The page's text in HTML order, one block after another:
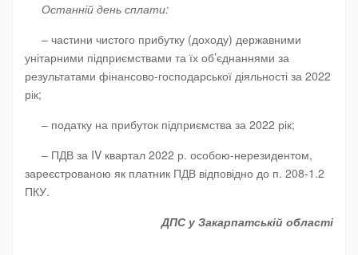
Останній день сплати:
– частини чистого прибутку (доходу) державними
унітарними підприємствами та їх об’єднаннями за
результатами фінансово-господарської діяльності за 2022
рік;
– податку на прибуток підприємства за 2022 рік;
– ПДВ за IV квартал 2022 р. особою-нерезидентом,
зареєстрованою як платник ПДВ відповідно до п. 208-1.2
ПКУ.
ДПС у Закарпатській області